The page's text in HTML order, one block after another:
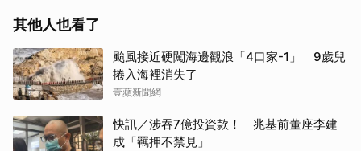
其他人也看了
颱風接近硬闖海邊觀浪「4口家-1」 9歲兒
捲入海裡消失了
壹蘋新聞網
快訊／涉吞7億投資款！ 兆基前董座李建
成「羈押不禁見」